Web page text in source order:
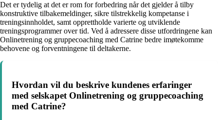
Det er tydelig at det er rom for forbedring når det gjelder å tilby
konstruktive tilbakemeldinger, sikre tilstrekkelig kompetanse i
treningsinnholdet, samt opprettholde varierte og utviklende
treningsprogrammer over tid. Ved å adressere disse utfordringene kan
Onlinetrening og gruppecoaching med Catrine bedre imøtekomme
behovene og forventningene til deltakerne.
Hvordan vil du beskrive kundenes erfaringer
med selskapet Onlinetrening og gruppecoaching
med Catrine?